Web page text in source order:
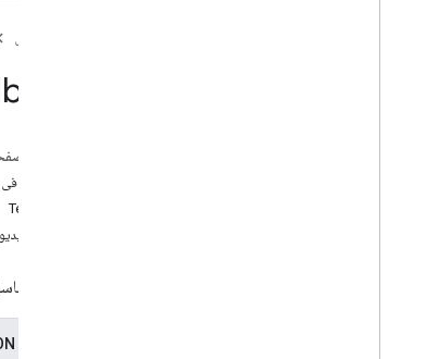
صفحه اصلی
در این
مواد اضافی
TextLink
پیوند
بازخورد